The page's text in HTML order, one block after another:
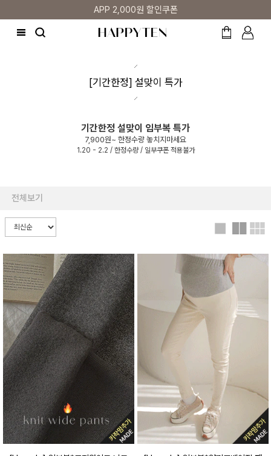
APP 2,000원 할인쿠폰
[기간한정] 설맞이 특가
기간한정 설맞이 임부복 특가
7,900원~ 한정수량 놓치지마세요
1.20 - 2.2 / 한정수량 / 일부쿠폰 적용불가
전체보기